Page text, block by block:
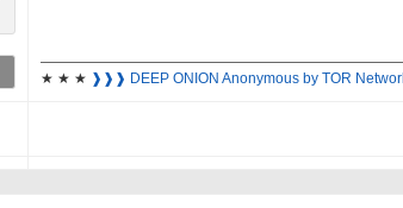
★ ★ ★ ❱❱❱ DEEP ONION Anonymous by TOR